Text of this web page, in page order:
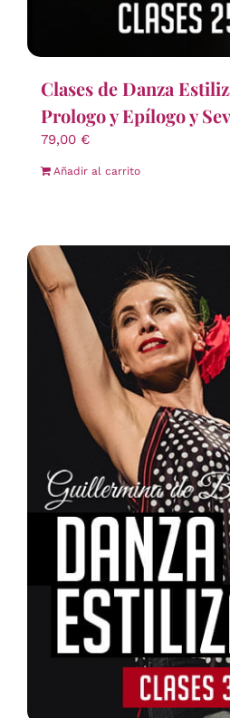
Clases de Danza
Prologo y Epílogo y
79,00 €
Añadir al carrito